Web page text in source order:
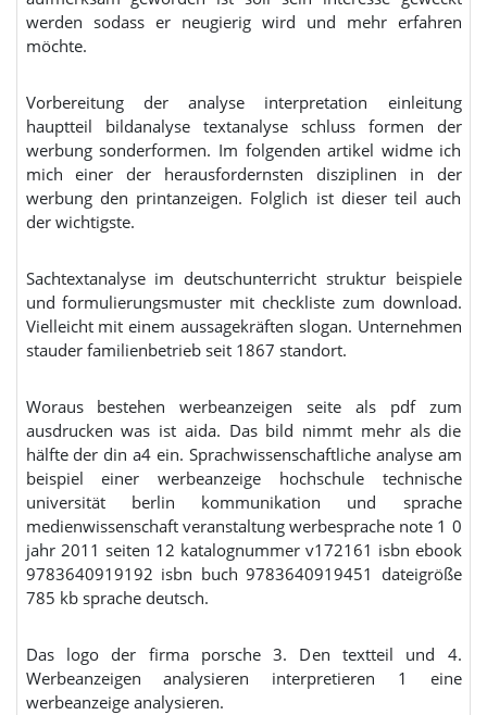
werden sodass er neugierig wird und mehr erfahren
möchte.
Vorbereitung der analyse interpretation einleitung
hauptteil bildanalyse textanalyse schluss formen der
werbung sonderformen. Im folgenden artikel widme ich
mich einer der herausfordernsten disziplinen in der
werbung den printanzeigen. Folglich ist dieser teil auch
der wichtigste.
Sachtextanalyse im deutschunterricht struktur beispiele
und formulierungsmuster mit checkliste zum download.
Vielleicht mit einem aussagekräften slogan. Unternehmen
stauder familienbetrieb seit 1867 standort.
Woraus bestehen werbeanzeigen seite als pdf zum
ausdrucken was ist aida. Das bild nimmt mehr als die
hälfte der din a4 ein. Sprachwissenschaftliche analyse am
beispiel einer werbeanzeige hochschule technische
universität berlin kommunikation und sprache
medienwissenschaft veranstaltung werbesprache note 1 0
jahr 2011 seiten 12 katalognummer v172161 isbn ebook
9783640919192 isbn buch 9783640919451 dateigröße
785 kb sprache deutsch.
Das logo der firma porsche 3. Den textteil und 4.
Werbeanzeigen analysieren interpretieren 1 eine
werbeanzeige analysieren.